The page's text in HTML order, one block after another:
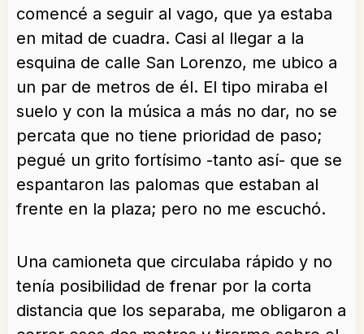
comencé a seguir al vago, que ya estaba
en mitad de cuadra. Casi al llegar a la
esquina de calle San Lorenzo, me ubico a
un par de metros de él. El tipo miraba el
suelo y con la música a más no dar, no se
percata que no tiene prioridad de paso;
pegué un grito fortísimo -tanto así- que se
espantaron las palomas que estaban al
frente en la plaza; pero no me escuchó.
Una camioneta que circulaba rápido y no
tenía posibilidad de frenar por la corta
distancia que los separaba, me obligaron a